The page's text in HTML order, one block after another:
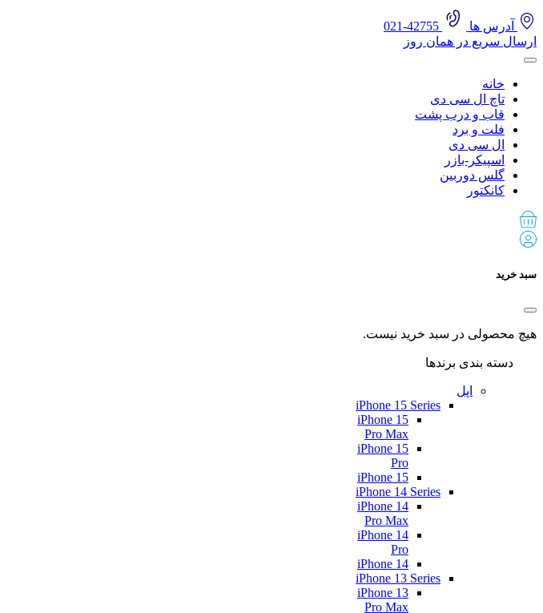
آدرس ها
ارسال سریع در همان روز
خانه
تاچ ال سی دی
قاب و درب پشت
فلت و برد
ال سی دی
اسپیکر-بازر
گلس دوربین
کانکتور
سبد خرید
هیچ محصولی در سبد خرید نیست.
دسته بندی برندها
اپل
iPhone 15 Series
iPhone 15
Pro Max
iPhone 15
Pro
iPhone 15
iPhone 14 Series
iPhone 14
Pro Max
iPhone 14
Pro
iPhone 14
iPhone 13 Series
iPhone 13
Pro Max